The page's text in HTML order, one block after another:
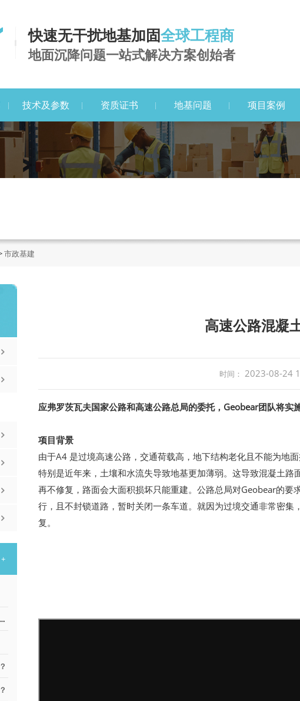
快速无干扰地基加固全球工程商
地面沉降问题一站式解决方案创始者
技术及参数 资质证书 地基问题 项目案例
市政基建
高速公路混凝
时间： 2023-08-24
应弗罗茨瓦夫国家公路和高速公路总局的委托，Geobear团队将实
项目背景
由于A4 是过境高速公路，交通荷载高，地下结构老化且不能为地面
特别是近年来，土壤和水流失导致地基更加薄弱。这导致混凝土路
再不修复，路面会大面积损坏只能重建。公路总局对Geobear的要
行，且不封锁道路，暂时关闭一条车道。就因为过境交通非常密集
复。